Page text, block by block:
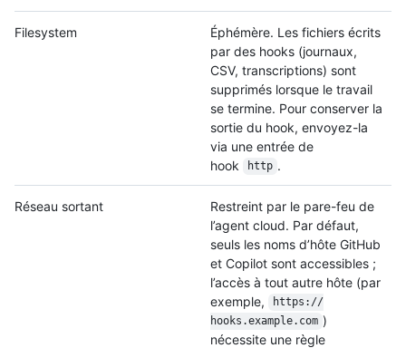
Filesystem
Éphémère. Les fichiers écrits
par des hooks (journaux,
CSV, transcriptions) sont
supprimés lorsque le travail
se termine. Pour conserver la
sortie du hook, envoyez-la
via une entrée de
hook
http .
Réseau sortant
Restreint par le pare-feu de
l’agent cloud. Par défaut,
seuls les noms d’hôte GitHub
et Copilot sont accessibles ;
l’accès à tout autre hôte (par
exemple,
https://
hooks.example.com )
nécessite une règle